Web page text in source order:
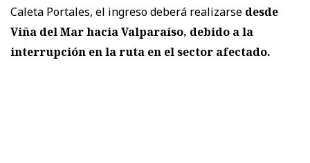
Caleta Portales, el ingreso deberá realizarse desde
Viña del Mar hacia Valparaíso, debido a la
interrupción en la ruta en el sector afectado.